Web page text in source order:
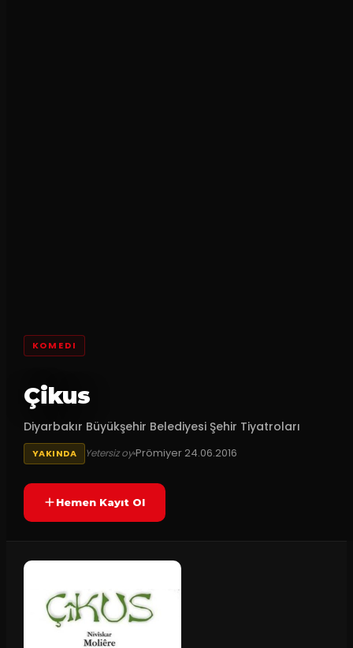
KOMEDI
Çikus
Diyarbakır Büyükşehir Belediyesi Şehir Tiyatroları
YAKINDA Yetersiz oyPrömiyer 24.06.2016
Hemen Kayıt Ol